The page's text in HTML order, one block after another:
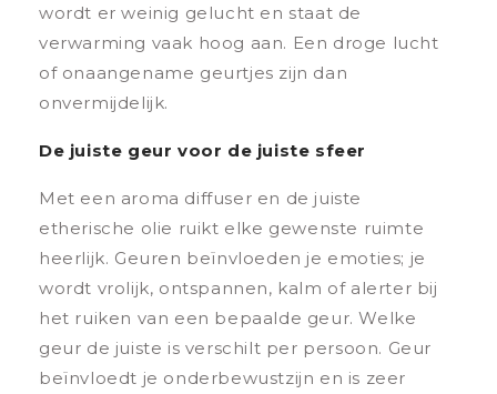
wordt er weinig gelucht en staat de
verwarming vaak hoog aan. Een droge lucht
of onaangename geurtjes zijn dan
onvermijdelijk.
De juiste geur voor de juiste sfeer
Met een aroma diffuser en de juiste
etherische olie ruikt elke gewenste ruimte
heerlijk. Geuren beïnvloeden je emoties; je
wordt vrolijk, ontspannen, kalm of alerter bij
het ruiken van een bepaalde geur. Welke
geur de juiste is verschilt per persoon. Geur
beïnvloedt je onderbewustzijn en is zeer